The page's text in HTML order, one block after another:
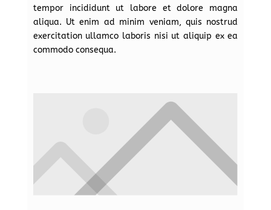
tempor incididunt ut labore et dolore magna
aliqua. Ut enim ad minim veniam, quis nostrud
exercitation ullamco laboris nisi ut aliquip ex ea
commodo consequa.